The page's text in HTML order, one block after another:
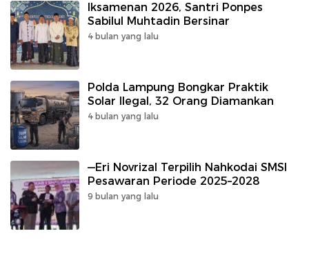
Iksamenan 2026, Santri Ponpes
Sabilul Muhtadin Bersinar
4 bulan yang lalu
Polda Lampung Bongkar Praktik
Solar Ilegal, 32 Orang Diamankan
4 bulan yang lalu
—Eri Novrizal Terpilih Nahkodai SMSI
Pesawaran Periode 2025–2028
9 bulan yang lalu